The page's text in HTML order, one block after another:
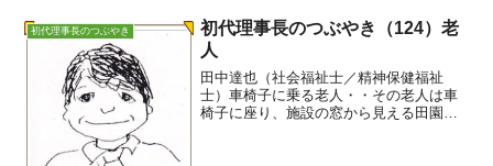
初代理事長のつぶやき
初代理事長のつぶやき（124）老
人
田中達也（社会福祉士／精神保健福祉
士）車椅子に乗る老人・・その老人は車
椅子に座り、施設の窓から見える田園風